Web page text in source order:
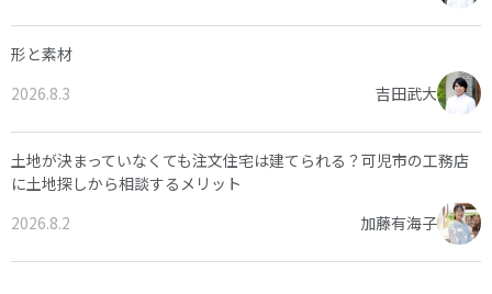
形と素材
2026.8.3
吉田武大
土地が決まっていなくても注文住宅は建てられる？可児市の工務店
に土地探しから相談するメリット
2026.8.2
加藤有海子